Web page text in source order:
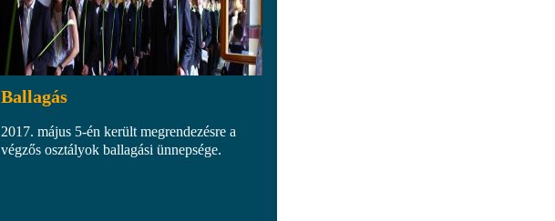
Ballagás
2017. május 5-én került megrendezésre a
végzős osztályok ballagási ünnepsége.